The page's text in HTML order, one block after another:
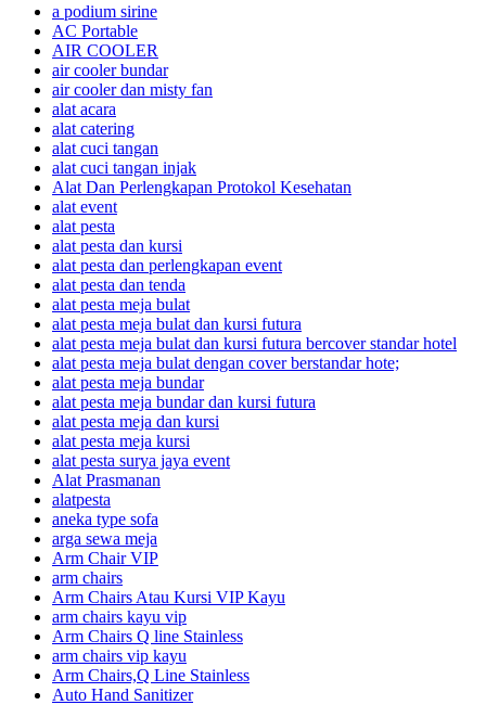
a podium sirine
AC Portable
AIR COOLER
air cooler bundar
air cooler dan misty fan
alat acara
alat catering
alat cuci tangan
alat cuci tangan injak
Alat Dan Perlengkapan Protokol Kesehatan
alat event
alat pesta
alat pesta dan kursi
alat pesta dan perlengkapan event
alat pesta dan tenda
alat pesta meja bulat
alat pesta meja bulat dan kursi futura
alat pesta meja bulat dan kursi futura bercover standar hotel
alat pesta meja bulat dengan cover berstandar hote;
alat pesta meja bundar
alat pesta meja bundar dan kursi futura
alat pesta meja dan kursi
alat pesta meja kursi
alat pesta surya jaya event
Alat Prasmanan
alatpesta
aneka type sofa
arga sewa meja
Arm Chair VIP
arm chairs
Arm Chairs Atau Kursi VIP Kayu
arm chairs kayu vip
Arm Chairs Q line Stainless
arm chairs vip kayu
Arm Chairs,Q Line Stainless
Auto Hand Sanitizer